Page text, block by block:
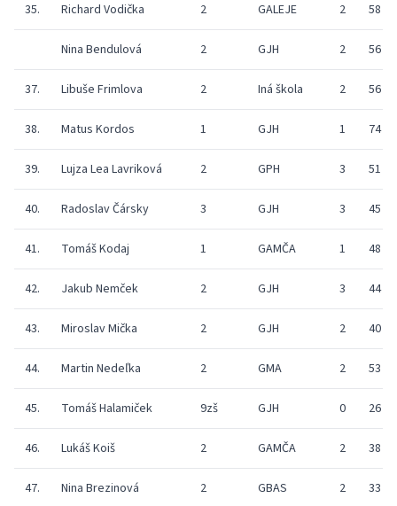
35. Richard Vodička 2 GALEJE 2 58
Nina Bendulová 2 GJH 2 56
37. Libuše Frimlova 2 Iná škola 2 56
38. Matus Kordos 1 GJH 1 74
39. Lujza Lea Lavriková 2 GPH 3 51
40. Radoslav Čársky 3 GJH 3 45
41. Tomáš Kodaj 1 GAMČA 1 48
42. Jakub Nemček 2 GJH 3 44
43. Miroslav Mička 2 GJH 2 40
44. Martin Nedeľka 2 GMA 2 53
45. Tomáš Halamiček 9zš GJH 0 26
46. Lukáš Koiš 2 GAMČA 2 38
47. Nina Brezinová 2 GBAS 2 33